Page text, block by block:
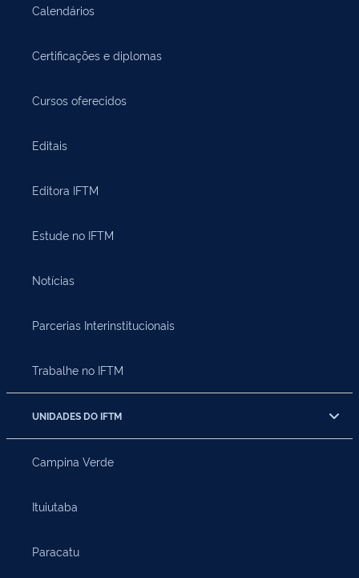
Calendários
Certificações e diplomas
Cursos oferecidos
Editais
Editora IFTM
Estude no IFTM
Notícias
Parcerias Interinstitucionais
Trabalhe no IFTM
UNIDADES DO IFTM
Campina Verde
Ituiutaba
Paracatu